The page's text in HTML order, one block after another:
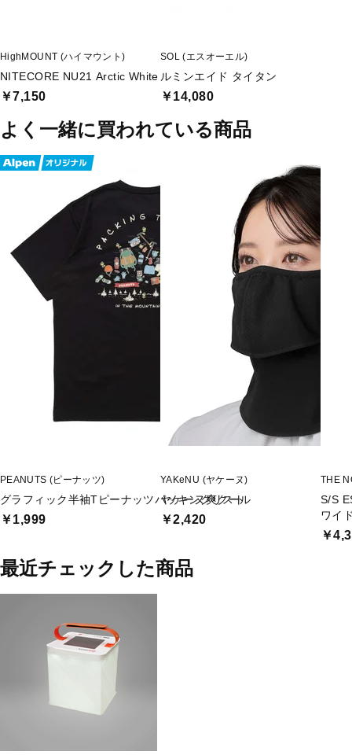
HighMOUNT (ハイマウント)
NITECORE NU21 Arctic White
￥7,150
SOL (エスオーエル)
ルミンエイド タイタン
￥14,080
よく一緒に買われている商品
PEANUTS (ピーナッツ)
グラフィック半袖Tピーナッツパッキングリスト
￥1,999
YAKeNU (ヤケーヌ)
ヤケーヌ爽クール
￥2,420
THE
S/S
ワイ
￥
最近チェックした商品